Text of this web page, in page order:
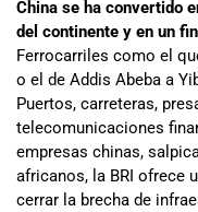
China se ha convertido
del continente y en un
Ferrocarriles como el
o el de Addis Abeba a
Puertos, carreteras,
telecomunicaciones
empresas chinas,
africanos, la BRI ofrece
cerrar la brecha de